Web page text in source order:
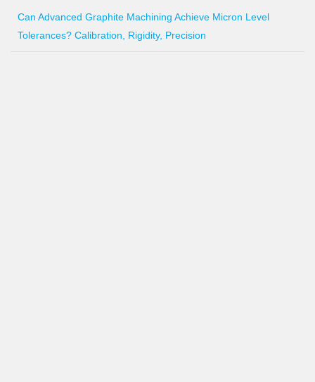
Can Advanced Graphite Machining Achieve Micron Level
Tolerances? Calibration, Rigidity, Precision